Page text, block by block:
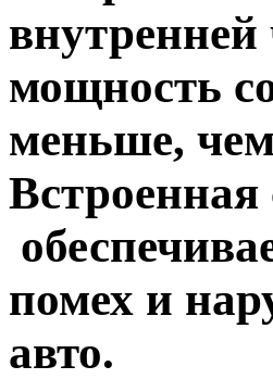
мощность
меньше,
помех и
авто.